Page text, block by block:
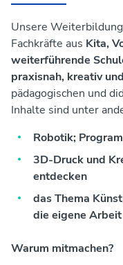
Unsere
Fachkräfte aus Kita,
weiterführende
praxisnah, kreativ
pädagogischen und
Inhalte sind unter
Robotik;
3D-Druck und
entdecken
das Thema
die eigene
Warum mitmachen?